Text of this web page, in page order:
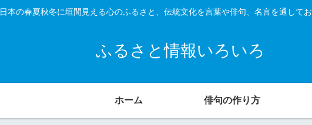
日本の春夏秋冬に垣間見える心のふるさと、伝統文化を言葉や俳句、名言を通してお
ふるさと情報いろいろ
ホーム 俳句の作り方